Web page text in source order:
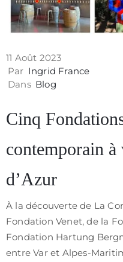
11 Août 2023
Par Ingrid France
Dans Blog
Cinq
contemporain
d’Azur
À la découverte de La
Fondation Venet, de la
Fondation Hartung
entre Var et Alpes-